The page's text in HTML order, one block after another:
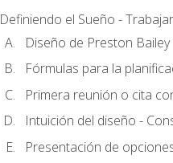
Definiendo el Sueño -
Diseño de Preston Bailey
Fórmulas para la
Primera reunión o cita
Intuición del diseño -
Presentación de